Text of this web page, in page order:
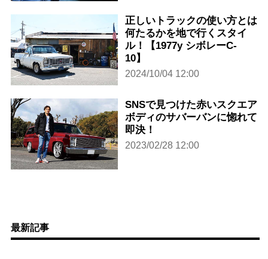
正しいトラックの使い方とは
何たるかを地で行くスタイ
ル！【1977y シボレーC-
10】
2024/10/04 12:00
SNSで見つけた赤いスクエア
ボディのサバーバンに惚れて
即決！
2023/02/28 12:00
最新記事